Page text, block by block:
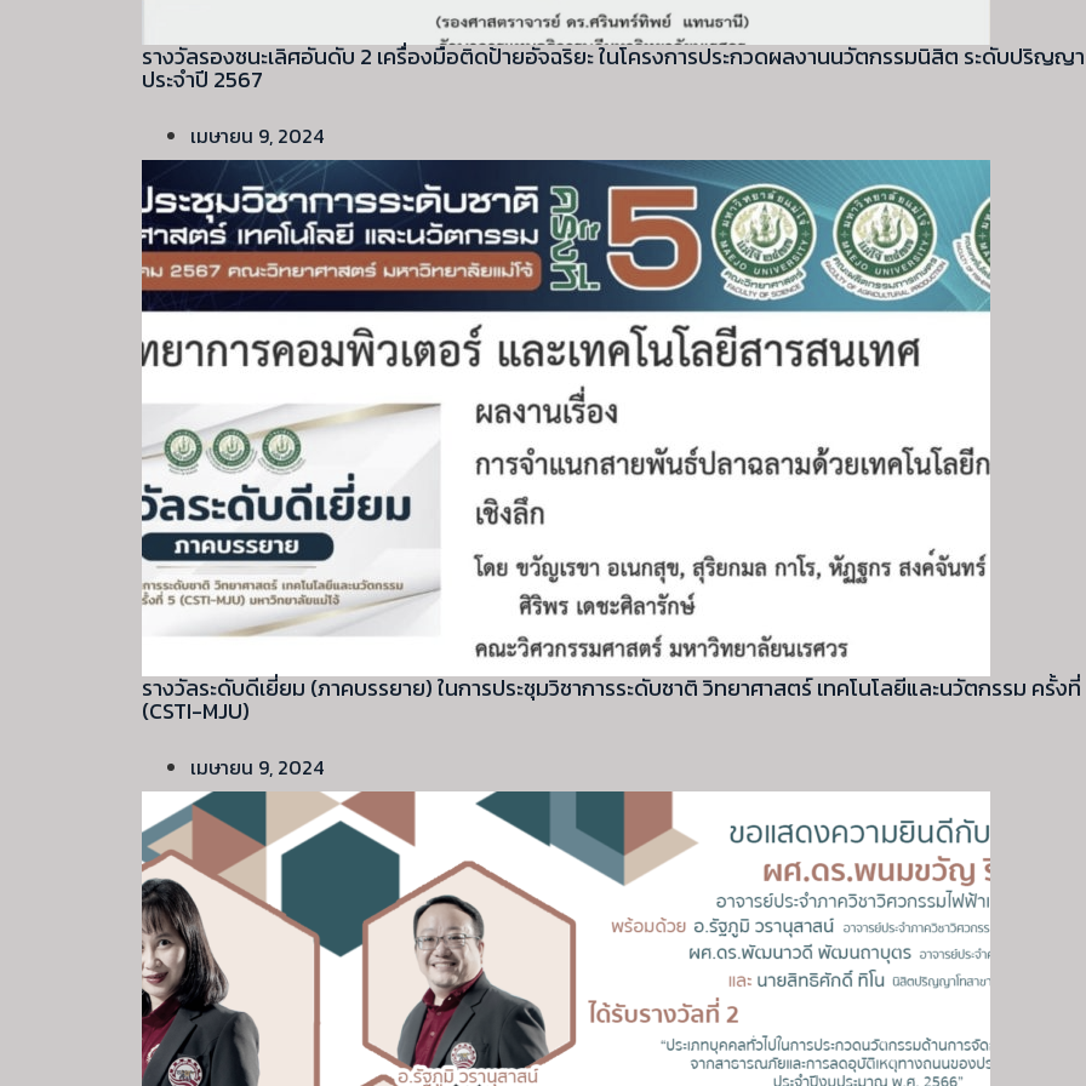
รางวัลรองชนะเลิศอันดับ 2 เครื่องมือติดป้ายอัจฉริยะ ในโครงการประกวดผลงานนวัตกรรมนิสิต ระดับปริญญ
ประจำปี 2567
เมษายน 9, 2024
รางวัลระดับดีเยี่ยม (ภาคบรรยาย) ในการประชุมวิชาการระดับชาติ วิทยาศาสตร์ เทคโนโลยีและนวัตกรรม ครั้ง
(CSTI-MJU)
เมษายน 9, 2024